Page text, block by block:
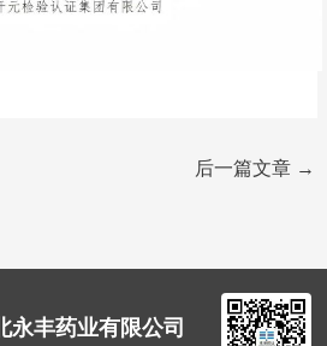
后一篇文章 →
永丰药业有限公司